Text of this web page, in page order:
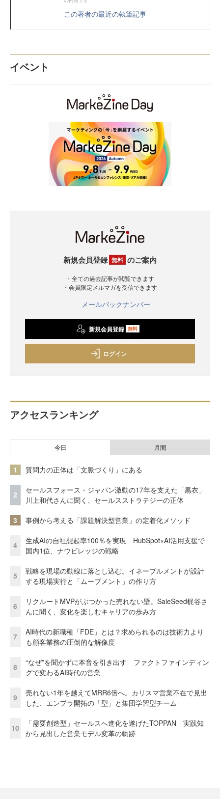
この著者の最近の執筆記事
イベント
新規会員登録 無料 のご案内
・全ての過去記事が閲覧できます
・会員限定メルマガを受信できます
メールバックナンバー
新規会員登録 無料
ログイン
アクセスランキング
今日 月間
1 質問力の正体は「文脈づくり」にある
2
セールスフォース・ジャパン激動の17年を支えた「黒衣」
川上和代さんに聞く、セールスストラテジーの正体
3 事例から考える「課題解決型営業」の定着化メソッド
4
生成AIの自社想起率100％を実現 HubSpot×AI活用支援で
国内1位、ナウビレッジの戦略
5
戦略を現場の動線に落とし込む。イネーブルメントが設計
する現場実行と「ムーブメント」の作り方
6
リクルートMVPがぶつかった売れない壁。SaleSeed梶谷さ
んに聞く、変化を楽しむキャリアの歩み方
7
AI時代の新職種「FDE」とは？求められるのは技術力より
も顧客業務の圧倒的な解像度
8
“なぜ”を聞かずに本音を引き出す ファクトファインディン
グで変わるAI時代の営業
9
売れない1年を越えてMRR6倍へ。カリスマ営業不在で見出
した、エンプラ開拓の「型」と集団学習型チーム
10
「需要創造型」セールスへ進化を遂げたTOPPAN 実践知
から見出した営業モデル変革の軌跡